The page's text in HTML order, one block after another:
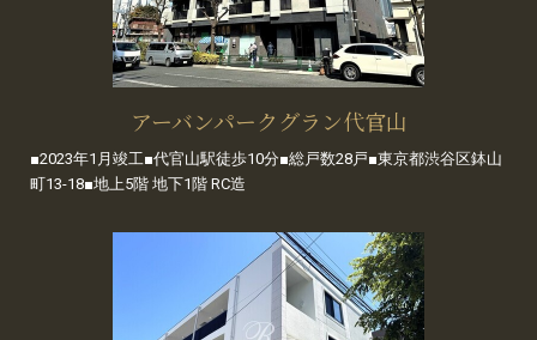
アーバンパークグラン代官山
■2023年1月竣工■代官山駅徒歩10分■総戸数28戸■東京都渋谷区鉢山
町13-18■地上5階 地下1階 RC造